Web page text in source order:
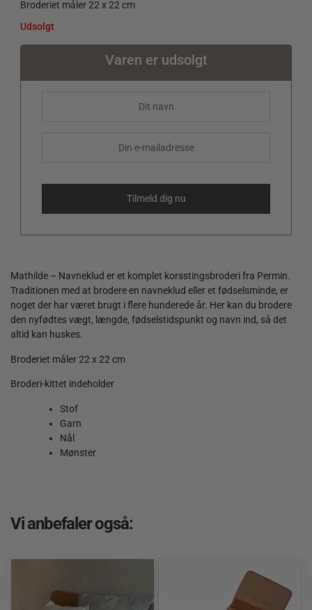
Broderiet måler 22 x 22 cm
Udsolgt
Varen er udsolgt
Mathilde – Navneklud er et komplet korsstingsbroderi fra Permin.
Traditionen med at brodere en navneklud eller et fødselsminde, er
noget der har været brugt i flere hunderede år. Her kan du brodere
den nyfødtes vægt, længde, fødselstidspunkt og navn ind, så det
altid kan huskes.
Broderiet måler 22 x 22 cm
Broderi-kittet indeholder
Stof
Garn
Nål
Mønster
Vi anbefaler også: